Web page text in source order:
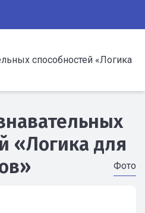
способностей «Логика
«Логика для
Фото